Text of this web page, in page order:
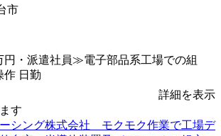
市
・派遣社員≫電子部品系工場での組
作 日勤
詳細を表示
す